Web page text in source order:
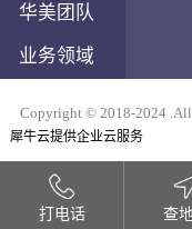
华美团队
业务领域
Copyright © 2018-2024 .All
犀牛云提供企业云服务
打电话 查